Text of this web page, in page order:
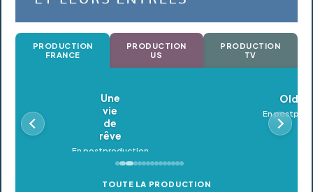
PRODUCTION
FRANCE
PRODUCTION
US
PRODUCTION
TV
Oldeupe
En postproduction
TOUTE LA PRODUCTION